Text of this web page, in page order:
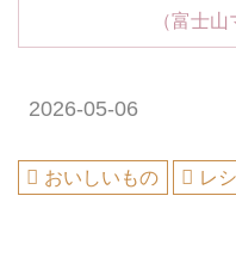
（富士山
2026-05-06
おいしいもの レ